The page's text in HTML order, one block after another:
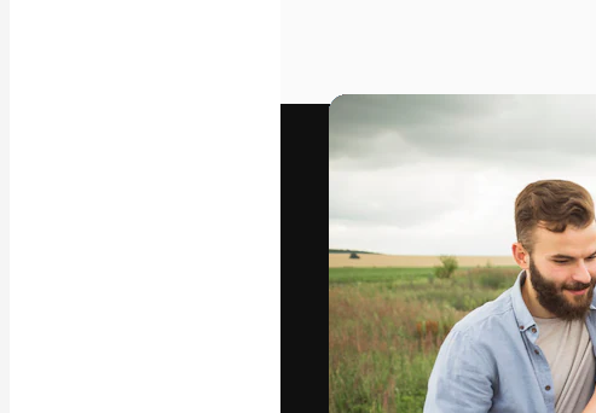
Vídeos
Clipes de vídeo
Modelos de vídeos
Fontes
A plataforma criativa
seu melhor trabalho.
assinantes entre
agências e estúdios.
Português